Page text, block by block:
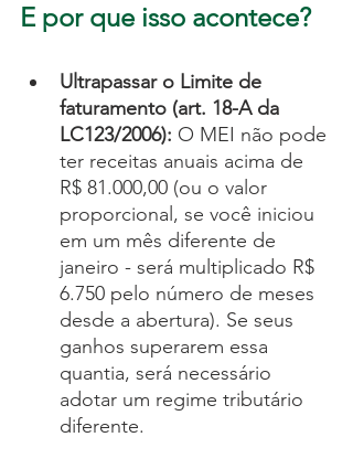
E por que isso acontece?
Ultrapassar o Limite de
faturamento (art. 18-A da
LC123/2006): O MEI não pode
ter receitas anuais acima de
R$ 81.000,00 (ou o valor
proporcional, se você iniciou
em um mês diferente de
janeiro - será multiplicado R$
6.750 pelo número de meses
desde a abertura). Se seus
ganhos superarem essa
quantia, será necessário
adotar um regime tributário
diferente.